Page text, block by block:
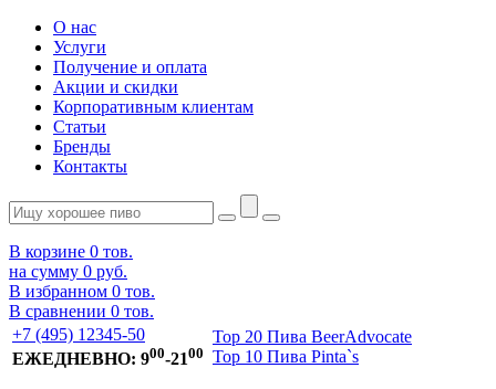
О нас
Услуги
Получение и оплата
Акции и скидки
Корпоративным клиентам
Статьи
Бренды
Контакты
В корзине 0 тов.
на сумму 0 руб.
В избранном 0 тов.
В сравнении 0 тов.
+7 (495) 12345-50
ЕЖЕДНЕВНО: 900-2100
Top 20 Пива BeerAdvocate
Top 10 Пива Pinta`s